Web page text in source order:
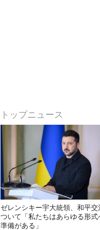
トップニュース
ゼレンシキー宇大統領、和平交
ついて「私たちはあらゆる形式
準備がある」